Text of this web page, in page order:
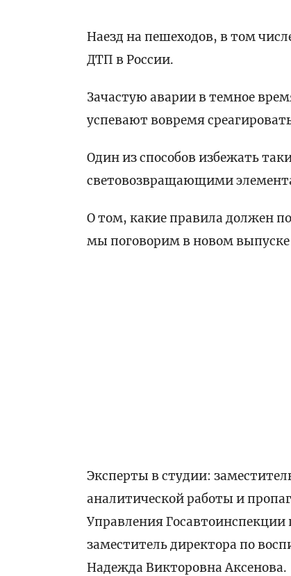
Наезд на пешеходов, в том
ДТП в России.
Зачастую аварии в темное
успевают вовремя
Один из способов избежать
световозвращающими
О том, какие правила должен
мы поговорим в новом
Эксперты в студии:
аналитической работы и
Управления
заместитель директора по
Надежда Викторовна Аксенова.